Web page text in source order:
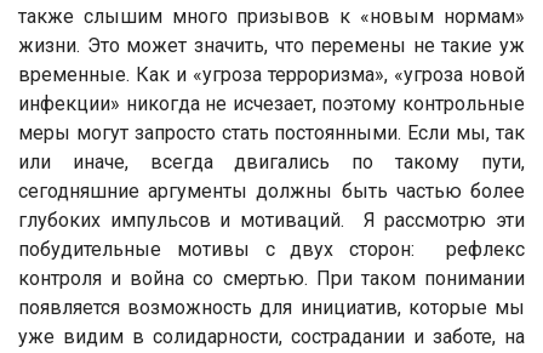
также слышим много призывов к «новым нормам»
жизни. Это может значить, что перемены не такие уж
временные. Как и «угроза терроризма», «угроза новой
инфекции» никогда не исчезает, поэтому контрольные
меры могут запросто стать постоянными. Если мы, так
или иначе, всегда двигались по такому пути,
сегодняшние аргументы должны быть частью более
глубоких импульсов и мотиваций. Я рассмотрю эти
побудительные мотивы с двух сторон: рефлекс
контроля и война со смертью. При таком понимании
появляется возможность для инициатив, которые мы
уже видим в солидарности, сострадании и заботе, на